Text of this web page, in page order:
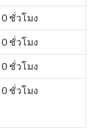
0 ชั่วโมง
0 ชั่วโมง
0 ชั่วโมง
0 ชั่วโมง